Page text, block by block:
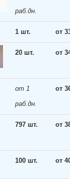
раб.дн.
1 шт. от
20 шт. от
от 1
раб.дн.
от
797 шт. от
100 шт. от